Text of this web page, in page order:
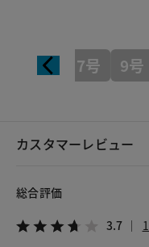
7号 9号
カスタマーレビュー
総合評価
3.7